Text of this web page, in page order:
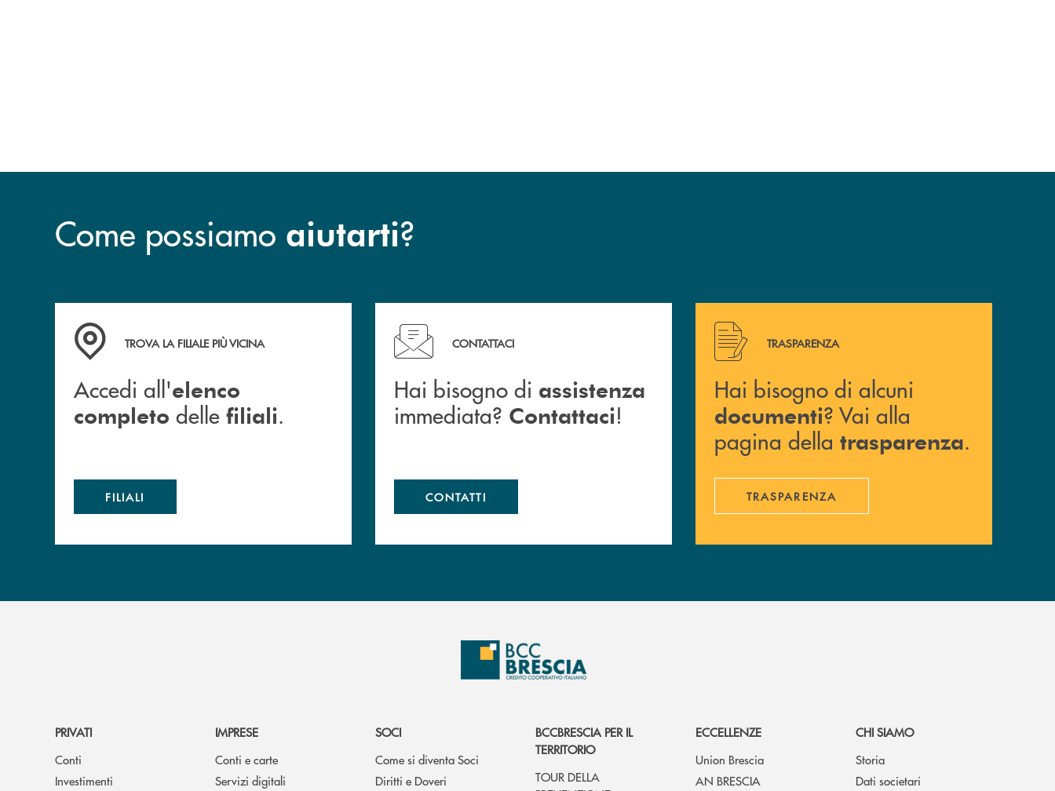
Come possiamo aiutarti?
Accedi all' elenco completo delle filiali .
TROVA LA FILIALE PIÙ VICINA
Accedi all'elenco
completo delle filiali.
FILIALI
Hai bisogno di assistenza immediata? Contattaci !
CONTATTACI
Hai bisogno di assistenza
immediata? Contattaci!
CONTATTI
Hai bisogno di alcuni documenti ? Vai alla pagina della
TRASPARENZA
Hai bisogno di alcuni
documenti? Vai alla
pagina della trasparenza.
TRASPARENZA
PRIVATI
Conti
Investimenti
IMPRESE
Conti e carte
Servizi digitali
SOCI
Come si diventa Soci
Diritti e Doveri
BCCBRESCIA PER IL
TERRITORIO
TOUR DELLA
ECCELLENZE
Union Brescia
AN BRESCIA
CHI SIAMO
Storia
Dati societari